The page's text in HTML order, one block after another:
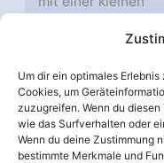
Um dir ein optimales
Cookies, um
zuzugreifen. Wenn du
wie das Surfverhalten oder
Wenn du deine Zustimmung
bestimmte Merkmale und
sind, bestehen die
25 Zentimeter
Räder vonExoMars
durchgehenden,
welcher durch ein